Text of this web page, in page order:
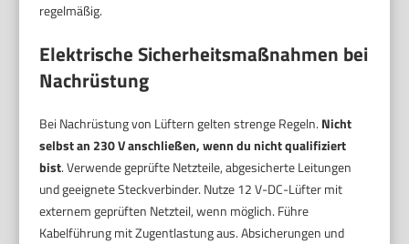
regelmäßig.
Elektrische Sicherheitsmaßnahmen bei
Nachrüstung
Bei Nachrüstung von Lüftern gelten strenge Regeln. Nicht
selbst an 230 V anschließen, wenn du nicht qualifiziert
bist. Verwende geprüfte Netzteile, abgesicherte Leitungen
und geeignete Steckverbinder. Nutze 12 V-DC-Lüfter mit
externem geprüften Netzteil, wenn möglich. Führe
Kabelführung mit Zugentlastung aus. Absicherungen und